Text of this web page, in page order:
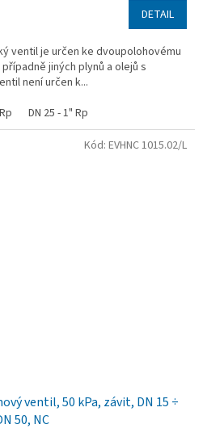
DETAIL
ventil je určen ke dvoupolohovému
jiných plynů a olejů s
není určen k...
DN 25 - 1" Rp
ventil, 50 kPa, závit, DN 15 ÷
50, NC
Kód: EVHNC 1015.02/L